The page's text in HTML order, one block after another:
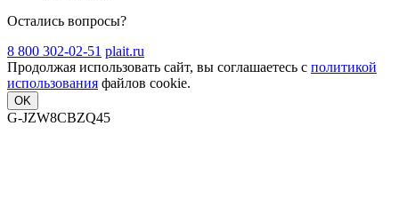
Остались вопросы?
8 800 302-02-51 plait.ru
Продолжая использовать сайт, вы соглашаетесь с политикой
использования файлов cookie.
OK
G-JZW8CBZQ45